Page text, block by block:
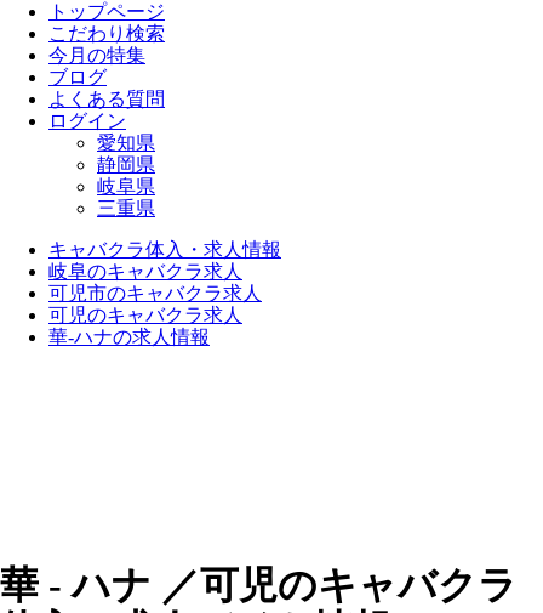
トップページ
こだわり検索
今月の特集
ブログ
よくある質問
ログイン
愛知県
静岡県
岐阜県
三重県
キャバクラ体入・求人情報
岐阜のキャバクラ求人
可児市のキャバクラ求人
可児のキャバクラ求人
華-ハナの求人情報
華 - ハナ ／可児のキャバクラ